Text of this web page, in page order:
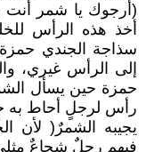
(أرجوك يا شمر أنت
أخذ هذه الرأس
سذاجة الجندي
إلى الرأس غيري،
حمزة حين يسأل
رأس لرجلٍ أحاط به
يجيبه الشمرٌ( لأن
فيهم رجلٌ شجاعٌ